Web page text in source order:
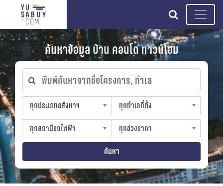
search
ค้นหาข้อมูล บ้าน คอนโด ทาวน์โฮม
พิมพ์ค้นหาจากชื่อโครงการ, ทำเล
ทุกประเภทอสังหาฯ
ทุกประเภทอสังหาฯ
sproperty
ทุกทำเลที่ตั้ง
ทุกทำเลที่ตั้ง
slocation
ทุกสถานีรถไฟฟ้า
ทุกสถานีรถไฟฟ้า
strain-station
ทุกช่วงราคา
ทุกช่วงราคา
sprice
ค้นหา